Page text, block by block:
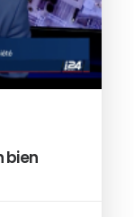
bien